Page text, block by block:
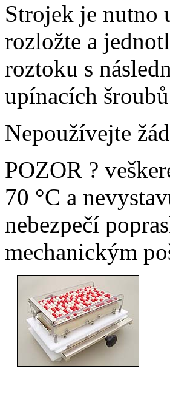
Strojek je nutno
rozložte a
roztoku s
upínacích
Nepoužívejte
POZOR ?
70 °C a
nebezpečí
mechanickým